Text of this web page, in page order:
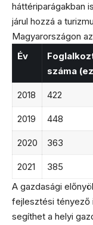
háttériparágakban
járul hozzá a
Magyarországon
Év
száma
2018 422
2019 448
2020 363
2021 385
A gazdasági
fejlesztési tényező
segíthet a helyi